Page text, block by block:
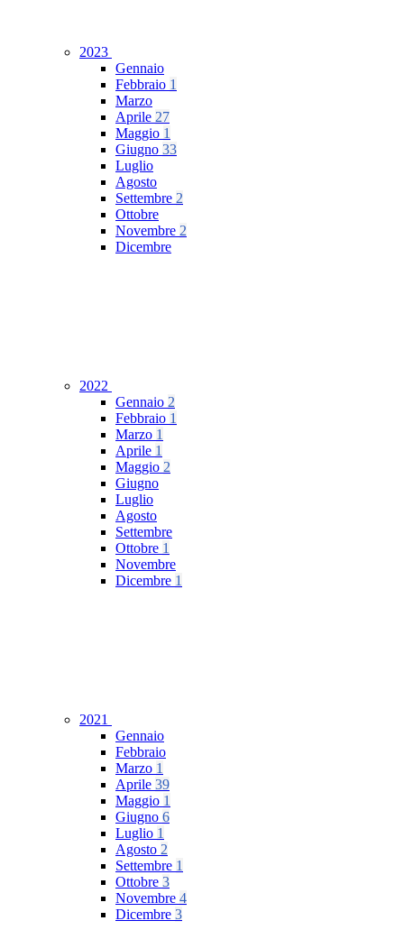
2023
Gennaio
Febbraio 1
Marzo
Aprile 27
Maggio 1
Giugno 33
Luglio
Agosto
Settembre 2
Ottobre
Novembre 2
Dicembre
2022
Gennaio 2
Febbraio 1
Marzo 1
Aprile 1
Maggio 2
Giugno
Luglio
Agosto
Settembre
Ottobre 1
Novembre
Dicembre 1
2021
Gennaio
Febbraio
Marzo 1
Aprile 39
Maggio 1
Giugno 6
Luglio 1
Agosto 2
Settembre 1
Ottobre 3
Novembre 4
Dicembre 3